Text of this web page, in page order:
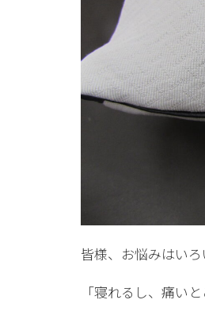
皆様、お悩みはい
「寝れるし、痛い